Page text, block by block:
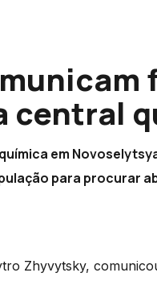
central
em
para procurar
Zhyvytsky,